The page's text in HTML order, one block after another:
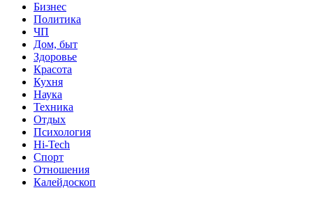
Бизнес
Политика
ЧП
Дом, быт
Здоровье
Красота
Кухня
Наука
Техника
Отдых
Психология
Hi-Tech
Спорт
Отношения
Калейдоскоп